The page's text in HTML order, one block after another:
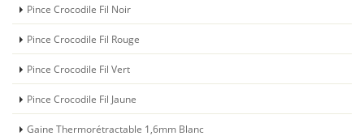
Pince Crocodile Fil Noir
Pince Crocodile Fil Rouge
Pince Crocodile Fil Vert
Pince Crocodile Fil Jaune
Gaine Thermorétractable 1,6mm Blanc